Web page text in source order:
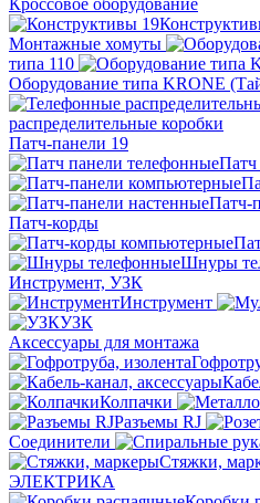
Монтажные хомуты
типа 110
Оборудование типа KRONE
распределительные коробки
Патч-панели 19
Патч
Патч-
Патч-корды
Шнуры
Инструмент, УЗК
Инструмент
УЗК
Аксессуары для монтажа
Колпачки
Разъемы RJ
Соединители
Стяжки,
ЭЛЕКТРИКА